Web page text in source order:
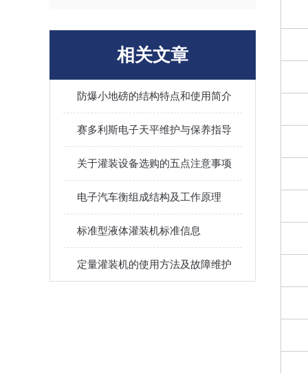
相关文章
防爆小地磅的结构特点和使用简介
赛多利斯电子天平维护与保养指导
关于灌装设备选购的五点注意事项
电子汽车衡组成结构及工作原理
标准型液体灌装机标准信息
定量灌装机的使用方法及故障维护